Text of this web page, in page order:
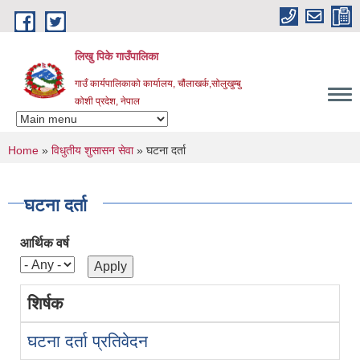
Skip to main content
लिखु पिके गाउँपालिका
गाउँ कार्यपालिकाको कार्यालय, चौंलाखर्क,सोलुखुम्बु
कोशी प्रदेश, नेपाल
You are here
Home » विधुतीय शुसासन सेवा» घटना दर्ता
घटना दर्ता
आर्थिक वर्ष
शिर्षक
घटना दर्ता प्रतिवेदन